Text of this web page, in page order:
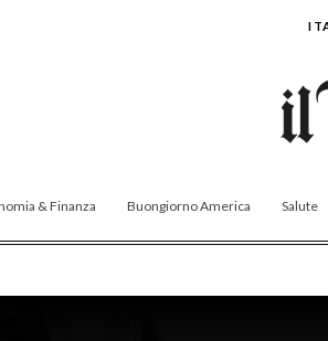
& Finanza Buongiorno America Salute